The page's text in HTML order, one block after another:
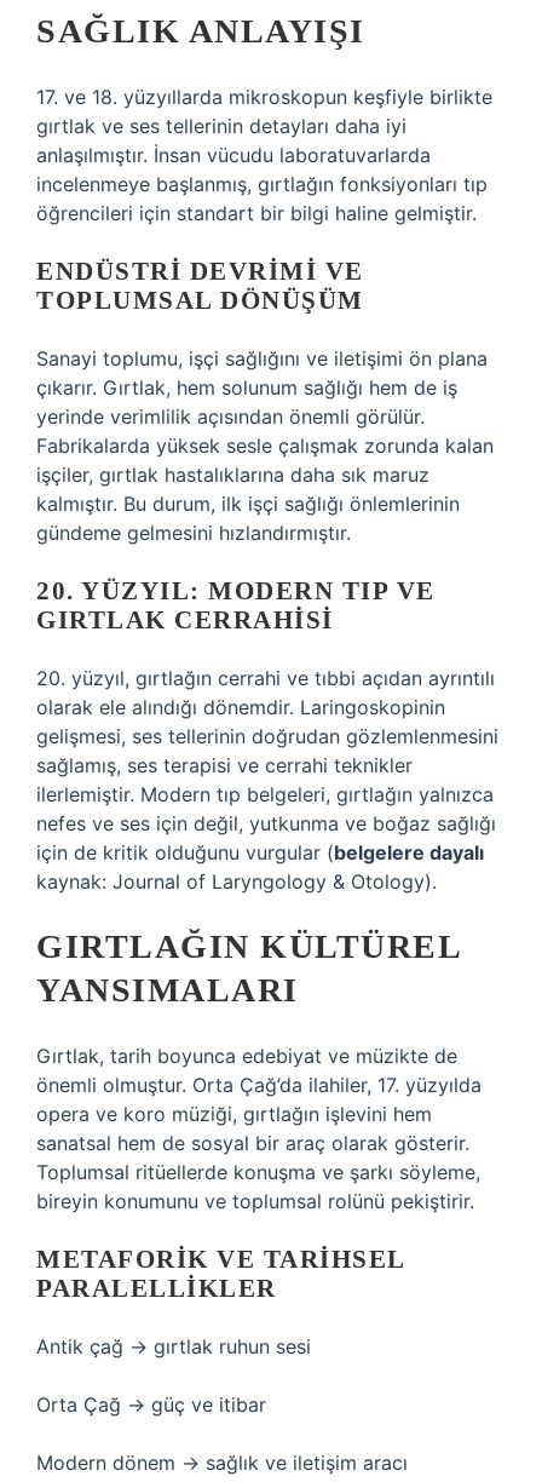
SAĞLIK ANLAYIŞI
17. ve 18. yüzyıllarda mikroskopun keşfiyle birlikte
gırtlak ve ses tellerinin detayları daha iyi
anlaşılmıştır. İnsan vücudu laboratuvarlarda
incelenmeye başlanmış, gırtlağın fonksiyonları tıp
öğrencileri için standart bir bilgi haline gelmiştir.
ENDÜSTRI DEVRIMI VE
TOPLUMSAL DÖNÜŞÜM
Sanayi toplumu, işçi sağlığını ve iletişimi ön plana
çıkarır. Gırtlak, hem solunum sağlığı hem de iş
yerinde verimlilik açısından önemli görülür.
Fabrikalarda yüksek sesle çalışmak zorunda kalan
işçiler, gırtlak hastalıklarına daha sık maruz
kalmıştır. Bu durum, ilk işçi sağlığı önlemlerinin
gündeme gelmesini hızlandırmıştır.
20. YÜZYIL: MODERN TIP VE
GIRTLAK CERRAHISI
20. yüzyıl, gırtlağın cerrahi ve tıbbi açıdan ayrıntılı
olarak ele alındığı dönemdir. Laringoskopinin
gelişmesi, ses tellerinin doğrudan gözlemlenmesini
sağlamış, ses terapisi ve cerrahi teknikler
ilerlemiştir. Modern tıp belgeleri, gırtlağın yalnızca
nefes ve ses için değil, yutkunma ve boğaz sağlığı
için de kritik olduğunu vurgular (belgelere dayalı
kaynak: Journal of Laryngology & Otology).
GIRTLAĞIN KÜLTÜREL
YANSIMALARI
Gırtlak, tarih boyunca edebiyat ve müzikte de
önemli olmuştur. Orta Çağ’da ilahiler, 17. yüzyılda
opera ve koro müziği, gırtlağın işlevini hem
sanatsal hem de sosyal bir araç olarak gösterir.
Toplumsal ritüellerde konuşma ve şarkı söyleme,
bireyin konumunu ve toplumsal rolünü pekiştirir.
METAFORIK VE TARIHSEL
PARALELLIKLER
Antik çağ → gırtlak ruhun sesi
Orta Çağ → güç ve itibar
Modern dönem → sağlık ve iletişim aracı